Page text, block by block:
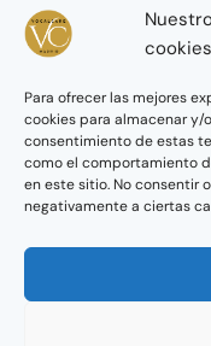
cookies
Para ofrecer las mejores
cookies para almacenar y/
consentimiento de estas
como el comportamiento
en este sitio. No consentir
negativamente a ciertas
momento en secreto.
de su adecuada
temporal o
mencionados
personas ajenas.
sociedad cualquier
indebido de su
robo, extravío o el
proceder a su
mientras no efectúe
quedará eximida de